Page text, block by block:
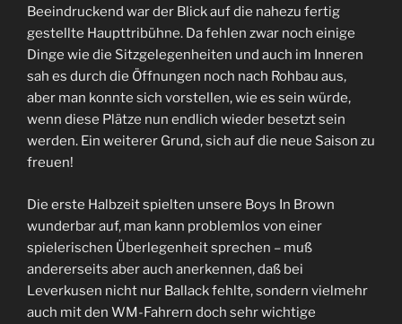
Beeindruckend war der Blick auf die nahezu fertig
gestellte Haupttribühne. Da fehlen zwar noch einige
Dinge wie die Sitzgelegenheiten und auch im Inneren
sah es durch die Öffnungen noch nach Rohbau aus,
aber man konnte sich vorstellen, wie es sein würde,
wenn diese Plätze nun endlich wieder besetzt sein
werden. Ein weiterer Grund, sich auf die neue Saison zu
freuen!
Die erste Halbzeit spielten unsere Boys In Brown
wunderbar auf, man kann problemlos von einer
spielerischen Überlegenheit sprechen – muß
andererseits aber auch anerkennen, daß bei
Leverkusen nicht nur Ballack fehlte, sondern vielmehr
auch mit den WM-Fahrern doch sehr wichtige